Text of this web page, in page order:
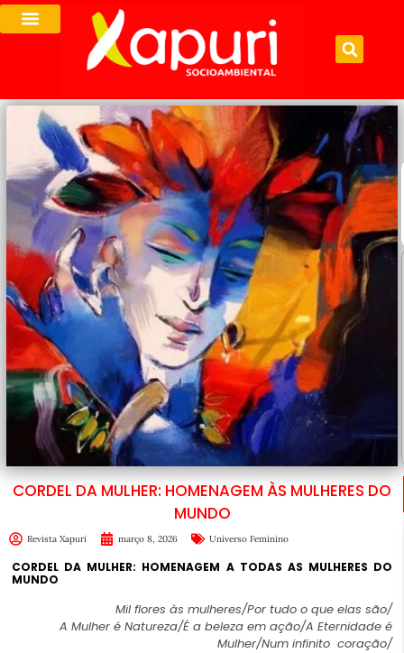
CORDEL DA MULHER: HOMENAGEM ÀS MULHERES DO
MUNDO
Revista Xapuri março 8, 2026 Universo Feminino
CORDEL DA MULHER: HOMENAGEM A TODAS AS MULHERES DO
MUNDO
Mil flores às mulheres/Por tudo o que elas são/
A Mulher é Natureza/É a beleza em ação/A Eternidade é
Mulher/Num infinito coração/